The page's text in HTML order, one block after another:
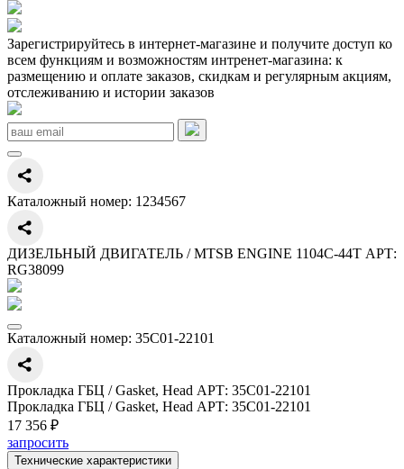
Зарегистрируйтесь в интернет-магазине и получите доступ ко
всем функциям и возможностям интренет-магазина: к
размещению и оплате заказов, скидкам и регулярным акциям,
отслеживанию и истории заказов
Каталожный номер: 1234567
ДИЗЕЛЬНЫЙ ДВИГАТЕЛЬ / MTSB ENGINE 1104C-44T АРТ:
RG38099
Каталожный номер: 35C01-22101
Прокладка ГБЦ / Gasket, Head АРТ: 35C01-22101
Прокладка ГБЦ / Gasket, Head АРТ: 35C01-22101
17 356 ₽
запросить
Технические характеристики